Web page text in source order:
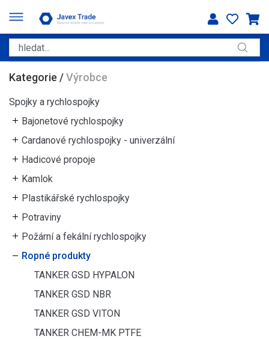
Kategorie /Výrobce
Spojky a rychlospojky
Bajonetové rychlospojky
Cardanové rychlospojky - univerzální
Hadicové propoje
Kamlok
Plastikářské rychlospojky
Potraviny
Požární a fekální rychlospojky
Ropné produkty
TANKER GSD HYPALON
TANKER GSD NBR
TANKER GSD VITON
TANKER CHEM-MK PTFE